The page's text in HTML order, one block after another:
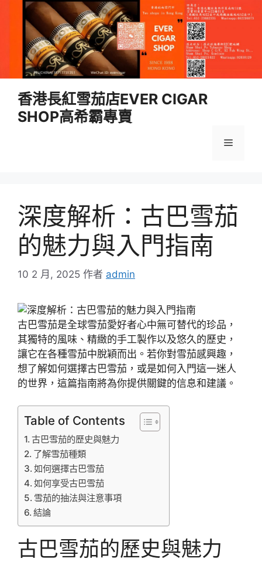
香港長紅雪茄店EVER CIGAR
SHOP高希霸專賣
選
深度解析：古巴雪茄
的魅力與入門指南
10 2 月, 2025 作者 admin
古巴雪茄是全球雪茄愛好者心中無可替代的珍品，
其獨特的風味、精緻的手工製作以及悠久的歷史，
讓它在各種雪茄中脫穎而出。若你對雪茄感興趣，
想了解如何選擇古巴雪茄，或是如何入門這一迷人
的世界，這篇指南將為你提供關鍵的信息和建議。
Table of Contents
古巴雪茄的歷史與魅力
了解雪茄種類
如何選擇古巴雪茄
如何享受古巴雪茄
雪茄的抽法與注意事項
結論
古巴雪茄的歷史與魅力